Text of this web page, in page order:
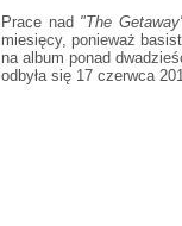
Prace nad "The
miesięcy, ponieważ
na album ponad
odbyła się 17 czerwca